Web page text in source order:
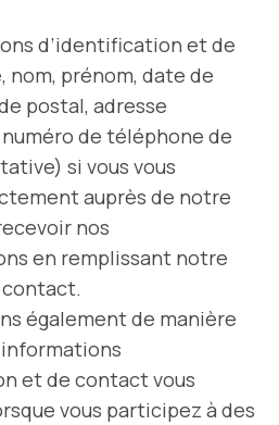
d’identification et de
nom, prénom, date de
postal, adresse
de téléphone de
si vous vous
auprès de notre
nos
en remplissant notre
également de manière
et de contact vous
vous participez à des